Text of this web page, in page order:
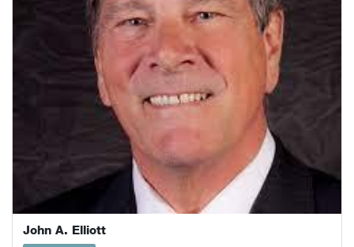
John A. Elliott